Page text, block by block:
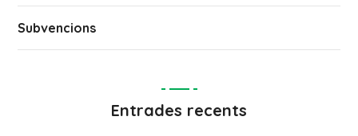
Subvencions
Entrades recents